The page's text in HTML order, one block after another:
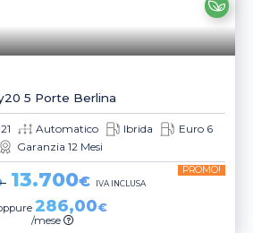
5 Porte Berlina
Automatico Ibrida
Euro 6
Garanzia 12 Mesi
13.700€
PROMO!
IVA INCLUSA
286,00€
/mese